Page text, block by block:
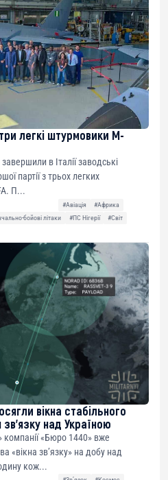
легкі штурмовики M-
завершили в Італії заводські
партії з трьох легких
П...
#Авіація
#Африка
бойові літаки #ПС Нігерії
#Світ
вікна стабільного
над Україною
компанії «Бюро 1440» вже
зв’язку» на добу над
кож...